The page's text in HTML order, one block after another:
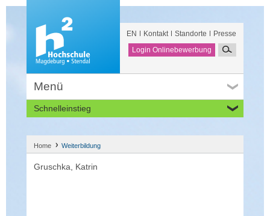
EN Kontakt Standorte
Presse
Login Onlinebewerbung
Menü
Schnelleinstieg
Alumni
Unternehmen und Institutionen
Studierende
Home Weiterbildung
Gruschka, Katrin